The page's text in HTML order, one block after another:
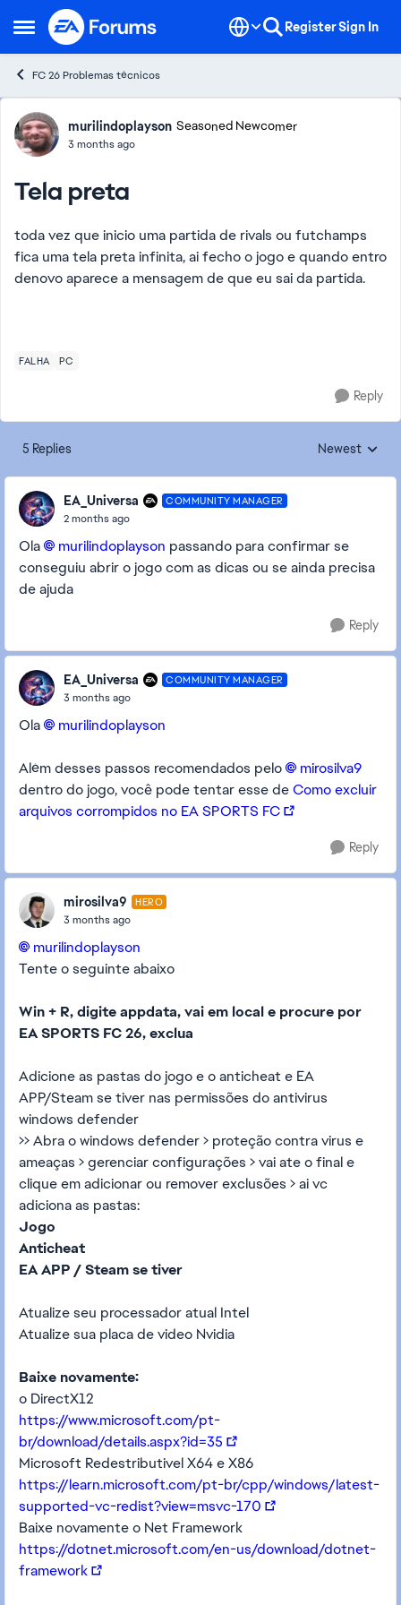
Open Side Menu
Skip to content RegisterSign In
FC 26 Problemas técnicos
Forum Discussion
murilindoplayson Seasoned Newcomer
3 months ago
Tela preta
toda vez que inicio uma partida de rivals ou futchamps
fica uma tela preta infinita, ai fecho o jogo e quando entro
denovo aparece a mensagem de que eu sai da partida.
FALHA PC
Reply
5 Replies Replies sorted
Newest
EA_Universa COMMUNITY MANAGER
2 months ago
Ola murilindoplayson​ passando para confirmar se
conseguiu abrir o jogo com as dicas ou se ainda precisa
de ajuda
Reply
EA_Universa COMMUNITY MANAGER
3 months ago
Ola murilindoplayson​
Além desses passos recomendados pelo
mirosilva9​
dentro do jogo, você pode tentar esse deComo excluir
arquivos corrompidos no EA SPORTS FC
Reply
mirosilva9 HERO
3 months ago
murilindoplayson​
Tente o seguinte abaixo
Win + R, digite appdata, vai em local e procure por
EA SPORTS FC 26, exclua
Adicione as pastas do jogo e o anticheat e EA
APP/Steam se tiver nas permissões do antivirus
windows defender
>> Abra o windows defender > proteção contra virus e
ameaças > gerenciar configurações > vai ate o final e
clique em adicionar ou remover exclusões > ai vc
adiciona as pastas:
Jogo
Anticheat
EA APP / Steam se tiver
Atualize seu processador atual Intel
Atualize sua placa de video Nvidia
Baixe novamente:
o DirectX12
https://www.microsoft.com/pt-
br/download/details.aspx?id=35
Microsoft Redestributivel X64 e X86
https://learn.microsoft.com/pt-br/cpp/windows/latest-
supported-vc-redist?view=msvc-170
Baixe novamente o Net Framework
https://dotnet.microsoft.com/en-us/download/dotnet-
framework